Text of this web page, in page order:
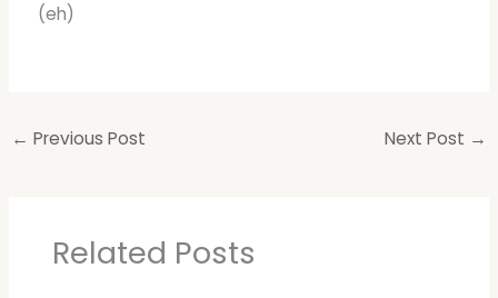
(eh)
← Previous Post Next Post →
Related Posts